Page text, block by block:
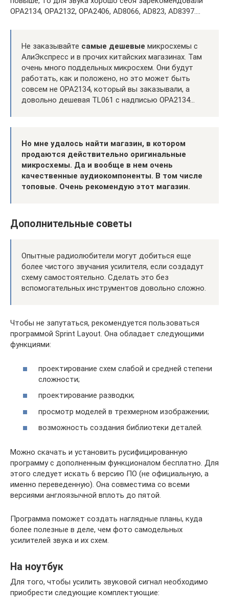
OPA2134, OPA2132, OPA2406, AD8066, AD823, AD8397….
Не заказывайте самые дешевые микросхемы с
АлиЭкспресс и в прочих китайских магазинах. Там
очень много поддельных микросхем. Они будут
работать, как и положено, но это может быть
совсем не OPA2134, который вы заказывали, а
довольно дешевая TL061 с надписью OPA2134…
Но мне удалось найти магазин, в котором
продаются действительно оригинальные
микросхемы. Да и вообще в нем очень
качественные аудиокомпоненты. В том числе
топовые. Очень рекомендую этот магазин.
Дополнительные советы
Опытные радиолюбители могут добиться еще
более чистого звучания усилителя, если создадут
схему самостоятельно. Сделать это без
вспомогательных инструментов довольно сложно.
Чтобы не запутаться, рекомендуется пользоваться
программой Sprint Layout. Она обладает следующими
функциями:
проектирование схем слабой и средней степени
сложности;
проектирование разводки;
просмотр моделей в трехмерном изображении;
возможность создания библиотеки деталей.
Можно скачать и установить русифицированную
программу с дополненным функционалом бесплатно. Для
этого следует искать 6 версию ПО (не официальную, а
именно переведенную). Она совместима со всеми
версиями англоязычной вплоть до пятой.
Программа поможет создать наглядные планы, куда
более полезные в деле, чем фото самодельных
усилителей звука и их схем.
На ноутбук
Для того, чтобы усилить звуковой сигнал необходимо
приобрести следующие комплектующие: